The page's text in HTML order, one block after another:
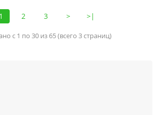
1 2 3 > >|
с 1 по 30 из 65 (всего 3 страниц)